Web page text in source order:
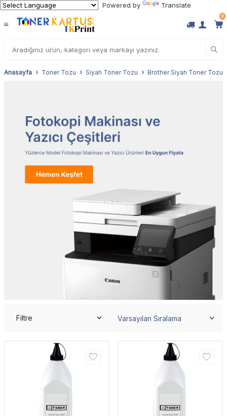
Powered by Translate
0
Anasayfa Toner Tozu Siyah Toner Tozu Brother Siyah Toner Tozu
Filtre